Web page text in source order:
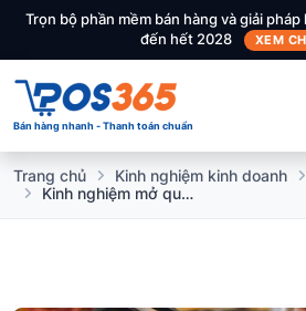
Trọn bộ phần mềm bán hàng và giải
đến hết 2028
XEM
Bán hàng nhanh - Thanh toán chuẩn
Trang chủ Kinh nghiệm kinh doanh
Kinh nghiệm mở quán mì cay đông khách có thể bạn chưa biết